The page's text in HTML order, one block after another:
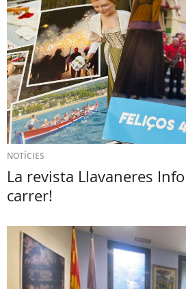
NOTÍCIES
La revista Llavaneres
carrer!